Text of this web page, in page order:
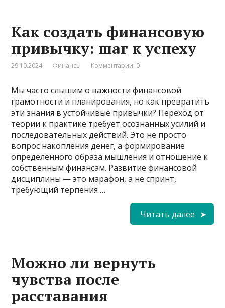
Как создать финансовую
привычку: шаг к успеху
29.10.2024 Финансы Комментарии: 0
Мы часто слышим о важности финансовой
грамотности и планирования, но как превратить
эти знания в устойчивые привычки? Переход от
теории к практике требует осознанных усилий и
последовательных действий. Это не просто
вопрос накопления денег, а формирование
определенного образа мышления и отношение к
собственным финансам. Развитие финансовой
дисциплины — это марафон, а не спринт,
требующий терпения …
Читать далее
Можно ли вернуть
чувства после
расставания